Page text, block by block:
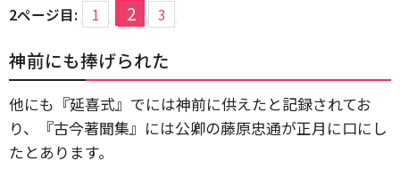
2ページ目: 1 2 3
神前にも捧げられた
他にも『延喜式』でには神前に供えたと記録されてお
り、『古今著聞集』には公卿の藤原忠通が正月に口にし
たとあります。